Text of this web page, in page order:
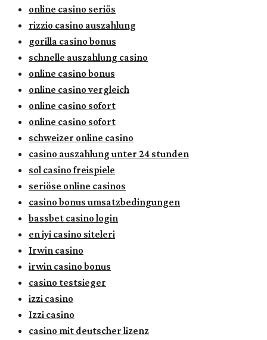
online casino seriös
rizzio casino auszahlung
gorilla casino bonus
schnelle auszahlung casino
online casino bonus
online casino vergleich
online casino sofort
online casino sofort
schweizer online casino
casino auszahlung unter 24 stunden
sol casino freispiele
seriöse online casinos
casino bonus umsatzbedingungen
bassbet casino login
en iyi casino siteleri
Irwin casino
irwin casino bonus
casino testsieger
izzi casino
Izzi casino
casino mit deutscher lizenz